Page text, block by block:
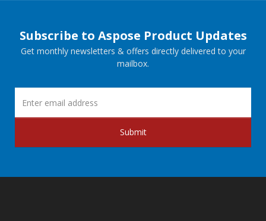
Subscribe to Aspose Product Updates
Get monthly newsletters & offers directly delivered to your
mailbox.
Submit